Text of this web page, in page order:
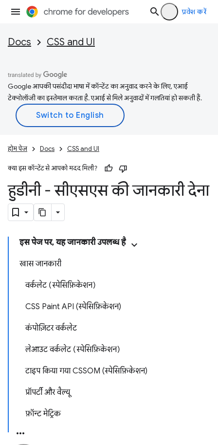
प्रवेश करें
Docs CSS and UI
Google आपकी पसंदीदा भाषा में कॉन्टेंट का अनुवाद करने के लिए, एआई
टेक्नोलॉजी का इस्तेमाल करता है. एआई से मिले अनुवादों में गलतियां हो सकती हैं.
होम पेज Docs CSS and UI
क्या इस कॉन्टेंट से आपको मदद मिली?
हुडीनी - सीएसएस की जानकारी देना
इस पेज पर, यह जानकारी उपलब्ध है
खास जानकारी
वर्कलेट (स्पेसिफ़िकेशन)
CSS Paint API (स्पेसिफ़िकेशन)
कंपोज़िटर वर्कलेट
लेआउट वर्कलेट (स्पेसिफ़िकेशन)
टाइप किया गया CSSOM (स्पेसिफ़िकेशन)
प्रॉपर्टी और वैल्यू
फ़ॉन्ट मेट्रिक